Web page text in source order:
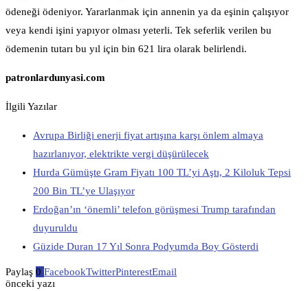
ödeneği ödeniyor. Yararlanmak için annenin ya da eşinin çalışıyor
veya kendi işini yapıyor olması yeterli. Tek seferlik verilen bu
ödemenin tutarı bu yıl için bin 621 lira olarak belirlendi.
patronlardunyasi.com
İlgili Yazılar
Avrupa Birliği enerji fiyat artışına karşı önlem almaya
hazırlanıyor, elektrikte vergi düşürülecek
Hurda Gümüşte Gram Fiyatı 100 TL’yi Aştı, 2 Kiloluk Tepsi
200 Bin TL’ye Ulaşıyor
Erdoğan’ın ‘önemli’ telefon görüşmesi Trump tarafından
duyuruldu
Güzide Duran 17 Yıl Sonra Podyumda Boy Gösterdi
Paylaş 0 FacebookTwitterPinterestEmail
önceki yazı